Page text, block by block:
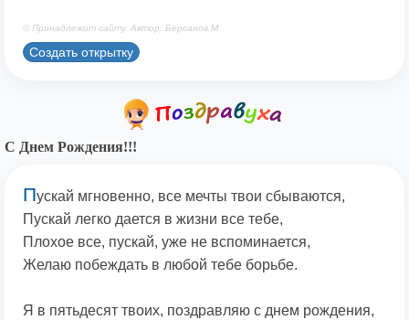
© Принадлежит сайту. Автор: Берсанов М.
Создать открытку
С Днем Рождения!!!
Пускай мгновенно, все мечты твои сбываются,
Пускай легко дается в жизни все тебе,
Плохое все, пускай, уже не вспоминается,
Желаю побеждать в любой тебе борьбе.
Я в пятьдесят твоих, поздравляю с днем рождения,